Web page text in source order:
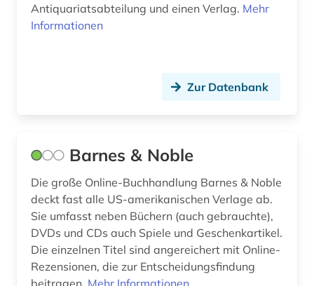
Antiquariatsabteilung und einen Verlag. Mehr
Informationen
Zur Datenbank
Barnes & Noble
Die große Online-Buchhandlung Barnes & Noble
deckt fast alle US-amerikanischen Verlage ab.
Sie umfasst neben Büchern (auch gebrauchte),
DVDs und CDs auch Spiele und Geschenkartikel.
Die einzelnen Titel sind angereichert mit Online-
Rezensionen, die zur Entscheidungsfindung